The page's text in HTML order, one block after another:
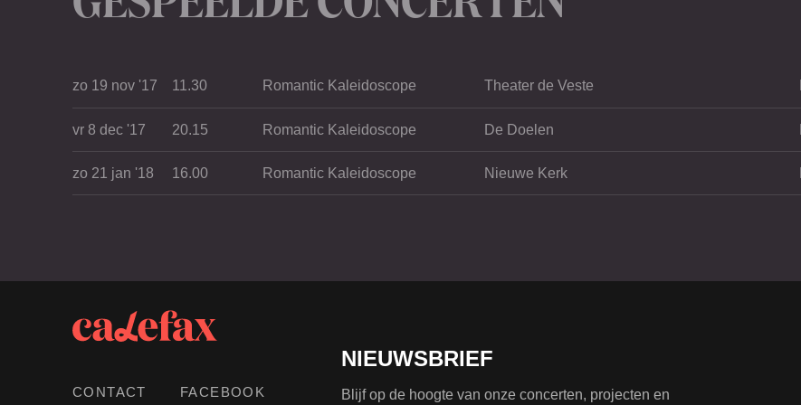
zo 19 nov '17 11.30 Romantic Kaleidoscope Theater de Veste
vr 8 dec '17 20.15 Romantic Kaleidoscope De Doelen
zo 21 jan '18 16.00 Romantic Kaleidoscope Nieuwe Kerk
CONTACT FACEBOOK
NIEUWSBRIEF
Blijf op de hoogte van onze concerten, projecten en